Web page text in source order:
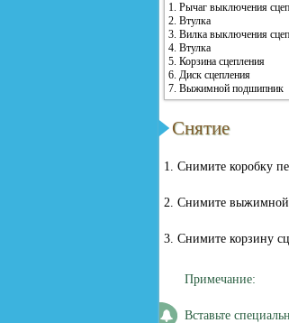
1. Рычаг выключения
2. Втулка
3. Вилка выключения
4. Втулка
5. Корзина сцепления
6. Диск сцепления
7. Выжимной подшипник
Снятие
1. Снимите коробку
2. Снимите
3. Снимите корзину
Примечание:
Вставьте